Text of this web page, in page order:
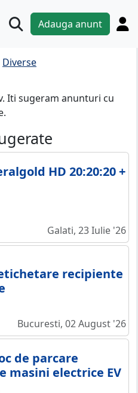
Adauga anunt
Diverse
Iti sugeram anunturi cu
HD 20:20:20 +
Galati, 23 Iulie '26
recipiente
Bucuresti, 02 August '26
de parcare
masini electrice EV